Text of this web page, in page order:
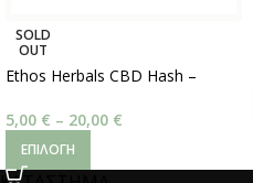
SOLD
OUT
Ethos Herbals CBD Hash –
5,00 € – 20,00 €
ΕΠΙΛΟΓΉ